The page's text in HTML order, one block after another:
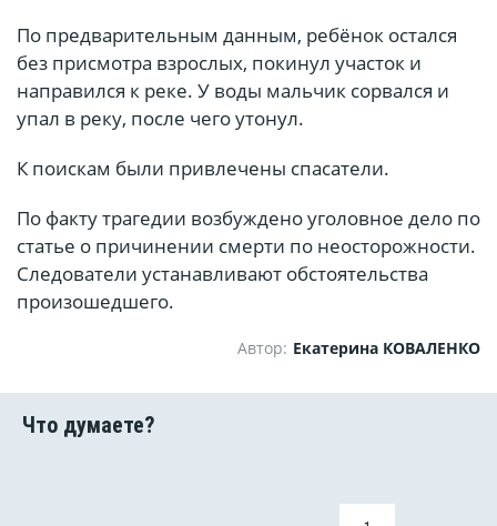
По предварительным данным, ребёнок остался
без присмотра взрослых, покинул участок и
направился к реке. У воды мальчик сорвался и
упал в реку, после чего утонул.
К поискам были привлечены спасатели.
По факту трагедии возбуждено уголовное дело по
статье о причинении смерти по неосторожности.
Следователи устанавливают обстоятельства
произошедшего.
Автор: Екатерина КОВАЛЕНКО